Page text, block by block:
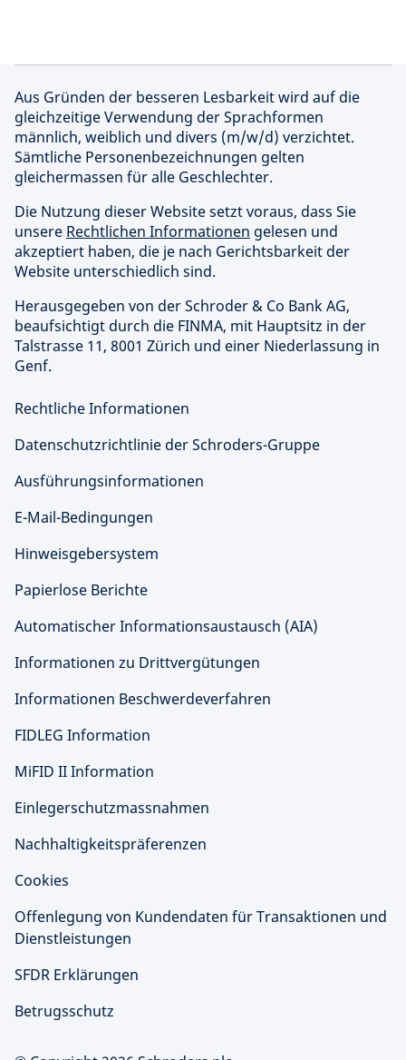
Aus Gründen der besseren Lesbarkeit wird auf die
gleichzeitige Verwendung der Sprachformen
männlich, weiblich und divers (m/w/d) verzichtet.
Sämtliche Personenbezeichnungen gelten
gleichermassen für alle Geschlechter.
Die Nutzung dieser Website setzt voraus, dass Sie
unsere Rechtlichen Informationen gelesen und
akzeptiert haben, die je nach Gerichtsbarkeit der
Website unterschiedlich sind.
Herausgegeben von der Schroder & Co Bank AG,
beaufsichtigt durch die FINMA, mit Hauptsitz in der
Talstrasse 11, 8001 Zürich und einer Niederlassung in
Genf.
Rechtliche Informationen
Datenschutzrichtlinie der Schroders-Gruppe
Ausführungsinformationen
E-Mail-Bedingungen
Hinweisgebersystem
Papierlose Berichte
Automatischer Informationsaustausch (AIA)
Informationen zu Drittvergütungen
Informationen Beschwerdeverfahren
FIDLEG Information
MiFID II Information
Einlegerschutzmassnahmen
Nachhaltigkeitspräferenzen
Cookies
Offenlegung von Kundendaten für Transaktionen und
Dienstleistungen
SFDR Erklärungen
Betrugsschutz